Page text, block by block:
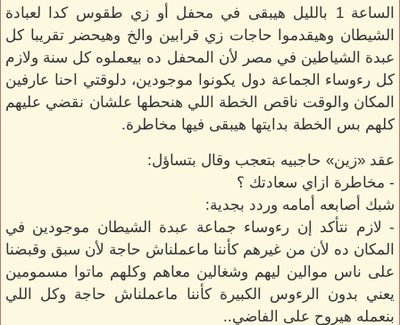
الساعة 1 بالليل هيبقى في محفل أو زي طقوس كدا لعبادة
الشيطان وهيقدموا حاجات زي قرابين والخ وهيحضر تقريبا كل
عبدة الشياطين في مصر لأن المحفل ده بيعملوه كل سنة ولازم
كل رءوساء الجماعة دول يكونوا موجودين، دلوقتي احنا عارفين
المكان والوقت ناقص الخطة اللي هنحطها علشان نقضي عليهم
كلهم بس الخطة بدايتها هيبقى فيها مخاطرة.
عقد «زين» حاجبيه بتعجب وقال بتساؤل:
- مخاطرة ازاي سعادتك ؟
شبك أصابعه أمامه وردد بجدية:
- لازم نتأكد إن رءوساء جماعة عبدة الشيطان موجودين في
المكان ده لأن من غيرهم كأننا ماعملناش حاجة لأن سبق وقبضنا
على ناس موالين ليهم وشغالين معاهم وكلهم ماتوا مسمومين
يعني بدون الرءوس الكبيرة كأننا ماعملناش حاجة وكل اللي
بنعمله هيروح على الفاضي..